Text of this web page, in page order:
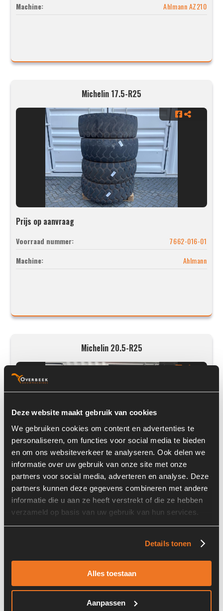
Deze website maakt gebruik van cookies
We gebruiken cookies om content en advertenties te
personaliseren, om functies voor social media te bieden
en om ons websiteverkeer te analyseren. Ook delen we
informatie over uw gebruik van onze site met onze
partners voor social media, adverteren en analyse. Deze
partners kunnen deze gegevens combineren met andere
informatie die u aan ze heeft verstrekt of die ze hebben
verzameld op basis van uw gebruik van hun services.
Details tonen
Alles toestaan
Aanpassen
Machine:
Ahlmann AZ210
Michelin 17.5-R25
Prijs op aanvraag
Voorraad nummer:
7662-016-01
Machine:
Ahlmann
Michelin 20.5-R25
Prijs op aanvraag
Voorraad nummer:
7163-011-01
Machine:
Hitachi ZW150PL
SWT 400/70-R20